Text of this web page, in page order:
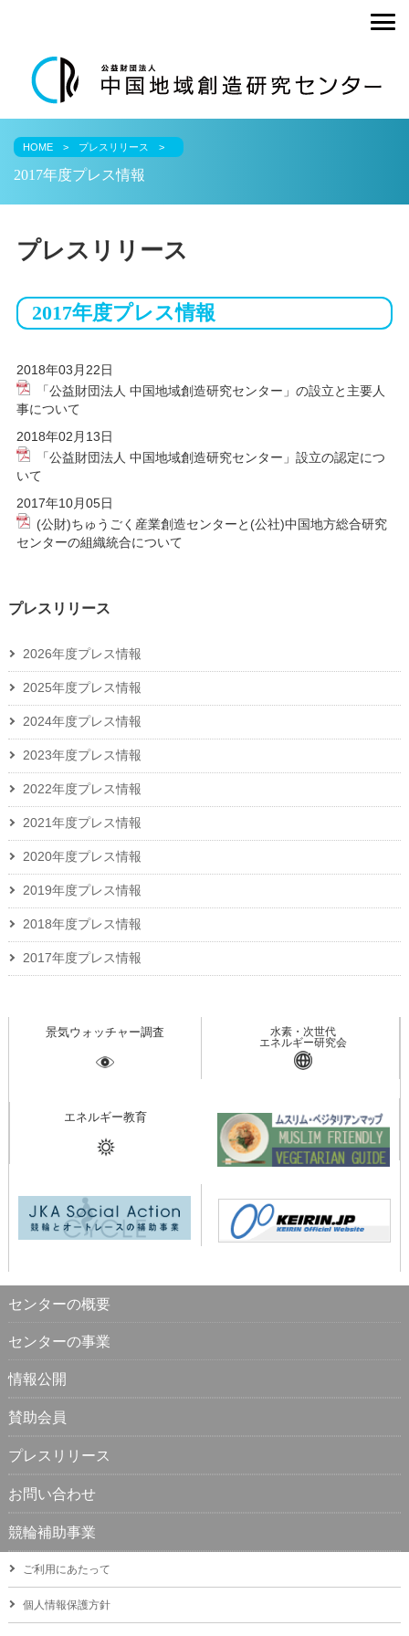
HOME プレスリリース
2017年度プレス情報
プレスリリース
2017年度プレス情報
2018年03月22日
「公益財団法人 中国地域創造研究センター」の設立と主要人
事について
2018年02月13日
「公益財団法人 中国地域創造研究センター」設立の認定につ
いて
2017年10月05日
(公財)ちゅうごく産業創造センターと(公社)中国地方総合研究
センターの組織統合について
プレスリリース
2026年度プレス情報
2025年度プレス情報
2024年度プレス情報
2023年度プレス情報
2022年度プレス情報
2021年度プレス情報
2020年度プレス情報
2019年度プレス情報
2018年度プレス情報
2017年度プレス情報
景気ウォッチャー調査
水素・次世代
エネルギー研究会
エネルギー教育
センターの概要
センターの事業
情報公開
賛助会員
プレスリリース
お問い合わせ
競輪補助事業
ご利用にあたって
個人情報保護方針